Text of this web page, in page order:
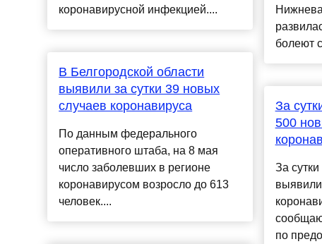
коронавирусной инфекцией....
В Белгородской области
выявили за сутки 39 новых
случаев коронавируса
По данным федерального
оперативного штаба, на 8 мая
число заболевших в регионе
коронавирусом возросло до 613
человек....
болеют
За
500
За
по